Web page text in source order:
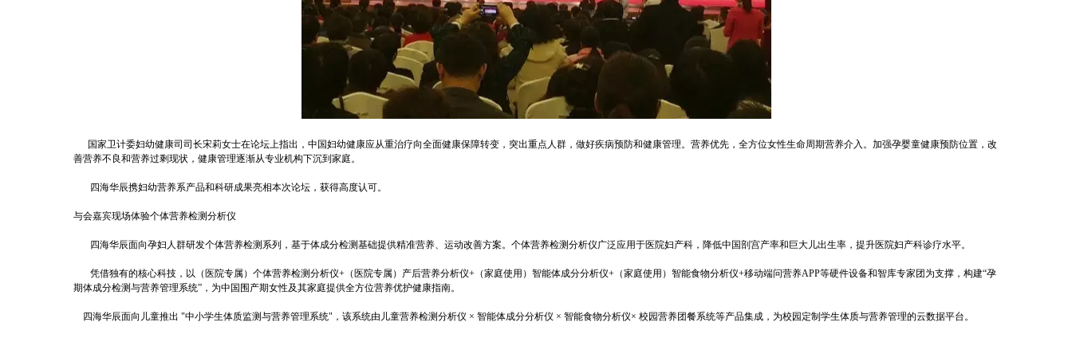
国家卫计委妇幼健康司司长宋莉女士在论坛上指出，中国妇幼健康应从重治疗向全面健康保障转变，突出重点人群，做好疾病预防和健康管理。营养优先，全方位女性生命周期营养介入。加强孕婴童健康预防位置，改
善营养不良和营养过剩现状，健康管理逐渐从专业机构下沉到家庭。
四海华辰携妇幼营养系产品和科研成果亮相本次论坛，获得高度认可。
与会嘉宾现场体验个体营养检测分析仪
四海华辰面向孕妇人群研发个体营养检测系列，基于体成分检测基础提供精准营养、运动改善方案。个体营养检测分析仪广泛应用于医院妇产科，降低中国剖宫产率和巨大儿出生率，提升医院妇产科诊疗水平。
凭借独有的核心科技，以（医院专属）个体营养检测分析仪+（医院专属）产后营养分析仪+（家庭使用）智能体成分分析仪+（家庭使用）智能食物分析仪+移动端问营养APP等硬件设备和智库专家团为支撑，构建“孕
期体成分检测与营养管理系统”，为中国围产期女性及其家庭提供全方位营养优护健康指南。
四海华辰面向儿童推出 "中小学生体质监测与营养管理系统"，该系统由儿童营养检测分析仪 × 智能体成分分析仪 × 智能食物分析仪× 校园营养团餐系统等产品集成，为校园定制学生体质与营养管理的云数据平台。